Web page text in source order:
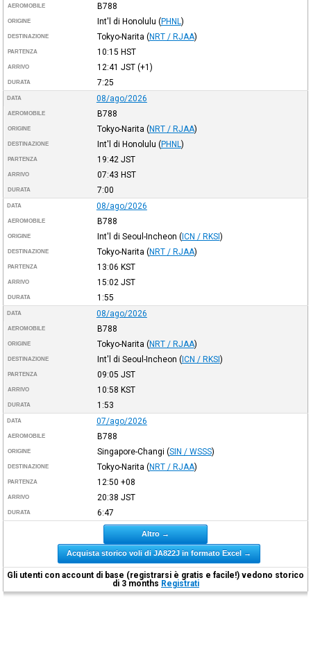
AEROMOBILE B788
ORIGINE Int'l di Honolulu (PHNL )
DESTINAZIONE Tokyo-Narita (NRT / RJAA)
PARTENZA 10:15 HST
ARRIVO 12:41 JST(+1)
DURATA 7:25
DATA 08/ago/2026
AEROMOBILE B788
ORIGINE Tokyo-Narita (NRT / RJAA)
DESTINAZIONE Int'l di Honolulu (PHNL )
PARTENZA 19:42 JST
ARRIVO 07:43 HST
DURATA 7:00
DATA 08/ago/2026
AEROMOBILE B788
ORIGINE Int'l di Seoul-Incheon (ICN / RKSI)
DESTINAZIONE Tokyo-Narita (NRT / RJAA)
PARTENZA 13:06 KST
ARRIVO 15:02 JST
DURATA 1:55
DATA 08/ago/2026
AEROMOBILE B788
ORIGINE Tokyo-Narita (NRT / RJAA)
DESTINAZIONE Int'l di Seoul-Incheon (ICN / RKSI)
PARTENZA 09:05 JST
ARRIVO 10:58 KST
DURATA 1:53
DATA 07/ago/2026
AEROMOBILE B788
ORIGINE Singapore-Changi (SIN / WSSS)
DESTINAZIONE Tokyo-Narita (NRT / RJAA)
PARTENZA 12:50 +08
ARRIVO 20:38 JST
DURATA 6:47
Altro →
Acquista storico voli di JA822J in formato Excel →
Gli utenti con account di base (registrarsi è gratis e facile!) vedono storico
di 3 months Registrati